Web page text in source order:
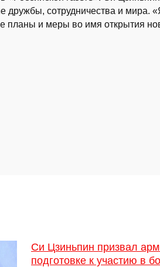
дружбы, сотрудничества и мира.
планы и меры во имя открытия
Си Цзиньпин призвал
подготовке к участию в